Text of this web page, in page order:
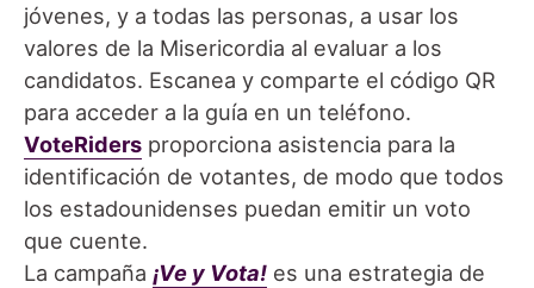
jóvenes, y a todas las personas, a usar los
valores de la Misericordia al evaluar a los
candidatos. Escanea y comparte el código QR
para acceder a la guía en un teléfono.
VoteRiders proporciona asistencia para la
identificación de votantes, de modo que todos
los estadounidenses puedan emitir un voto
que cuente.
La campaña ¡Ve y Vota! es una estrategia de